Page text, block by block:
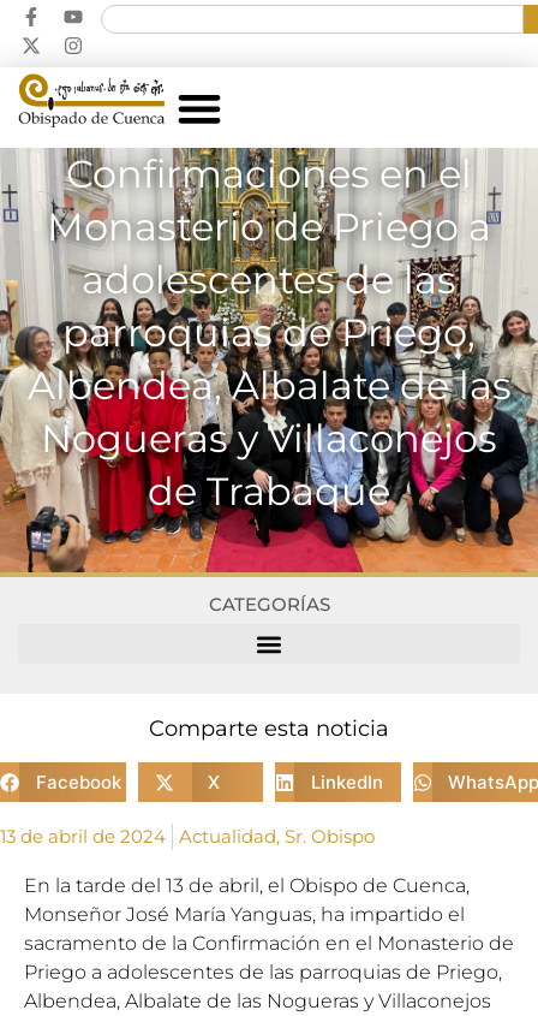
Confirmaciones en el
Monasterio de Priego a
adolescentes de las
parroquias de Priego,
Albendea, Albalate de las
Nogueras y Villaconejos
de Trabaque
CATEGORÍAS
Comparte esta noticia
Facebook X LinkedIn WhatsApp
13 de abril de 2024 Actualidad, Sr. Obispo
En la tarde del 13 de abril, el Obispo de Cuenca,
Monseñor José María Yanguas, ha impartido el
sacramento de la Confirmación en el Monasterio de
Priego a adolescentes de las parroquias de Priego,
Albendea, Albalate de las Nogueras y Villaconejos